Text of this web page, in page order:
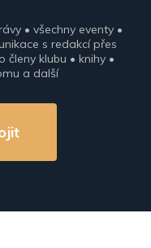
• všechny eventy •
s redakcí přes
klubu • knihy •
a další